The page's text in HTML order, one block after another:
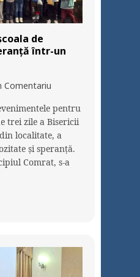
de
într-un
Comentariu
pentru
trei zile a Bisericii
localitate, a
și speranță.
Comrat, s-a